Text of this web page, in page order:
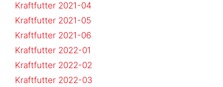
Kraftfutter 2021-04
Kraftfutter 2021-05
Kraftfutter 2021-06
Kraftfutter 2022-01
Kraftfutter 2022-02
Kraftfutter 2022-03